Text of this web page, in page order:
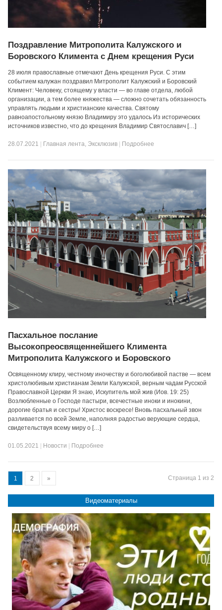
Поздравление Митрополита Калужского и
Боровского Климента с Днем крещения Руси
28 июля православные отмечают День крещения Руси. С этим
событием калужан поздравил Митрополит Калужский и Боровский
Климент: Человеку, стоящему у власти — во главе отдела, любой
организации, а тем более княжества — сложно сочетать обязанность
управлять людьми и христианские качества. Святому
равноапостольному князю Владимиру это удалось Из исторических
источников известно, что до крещения Владимир Святославич […]
28.07.2021 Главная лента, Эксклюзив Подробнее
Пасхальное послание
Высокопреосвященнейшего Климента
Митрополита Калужского и Боровского
Освященному клиру, честному иночеству и боголюбивой пастве — всем
христолюбивым христианам Земли Калужской, верным чадам Русской
Православной Церкви Я знаю, Искупитель мой жив (Иов. 19: 25)
Возлюбленные о Господе пастыри, всечестные иноки и инокини,
дорогие братья и сестры! Христос воскресе! Вновь пасхальный звон
разливается по всей Земле, наполняя радостью верующие сердца,
свидетельствуя всему миру о […]
01.05.2021 Новости Подробнее
Страница 1 из 2
1 2 »
Видеоматериалы